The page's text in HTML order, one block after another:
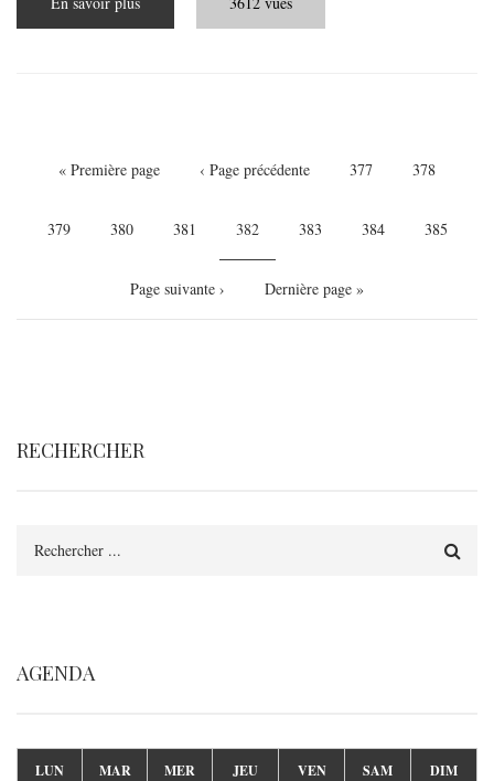
la
Première
« Première page Page
précédente
‹ Page précédente Page
377 Page
378
Page
379 Page
380 Page
381 Page
382 Page
383 Page
384 Page
385
Page
suivante
Page suivante › Dernière
Dernière page »
RECHERCHER
AGENDA
LUN MAR MER JEU VEN SAM DIM